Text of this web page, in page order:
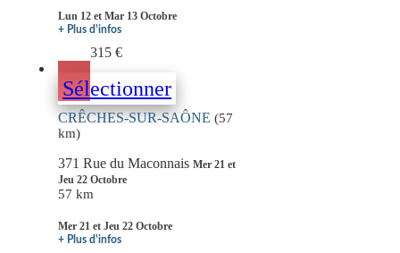
Lun 12 et Mar 13 Octobre
+ Plus d'infos
315 €
Sélectionner
CRÊCHES-SUR-SAÔNE (57
km)
371 Rue du Maconnais Mer 21 et
Jeu 22 Octobre
57 km
Mer 21 et Jeu 22 Octobre
+ Plus d'infos